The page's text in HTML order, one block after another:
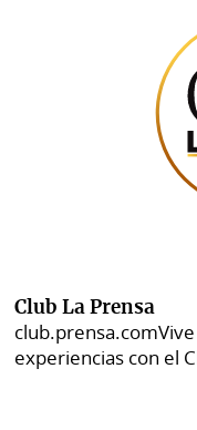
Club La Prensa
club.prensa.com
experiencias con el